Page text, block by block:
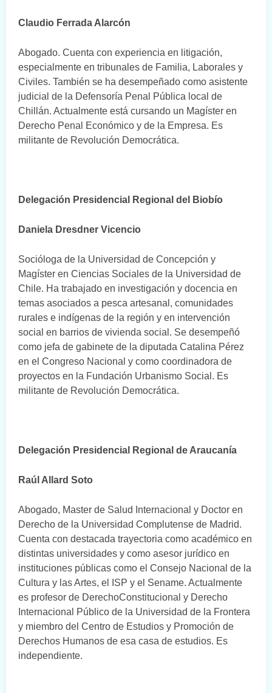
Claudio Ferrada Alarcón
Abogado. Cuenta con experiencia en litigación,
especialmente en tribunales de Familia, Laborales y
Civiles. También se ha desempeñado como asistente
judicial de la Defensoría Penal Pública local de
Chillán. Actualmente está cursando un Magíster en
Derecho Penal Económico y de la Empresa. Es
militante de Revolución Democrática.
Delegación Presidencial Regional del Biobío
Daniela Dresdner Vicencio
Socióloga de la Universidad de Concepción y
Magíster en Ciencias Sociales de la Universidad de
Chile. Ha trabajado en investigación y docencia en
temas asociados a pesca artesanal, comunidades
rurales e indígenas de la región y en intervención
social en barrios de vivienda social. Se desempeñó
como jefa de gabinete de la diputada Catalina Pérez
en el Congreso Nacional y como coordinadora de
proyectos en la Fundación Urbanismo Social. Es
militante de Revolución Democrática.
Delegación Presidencial Regional de Araucanía
Raúl Allard Soto
Abogado, Master de Salud Internacional y Doctor en
Derecho de la Universidad Complutense de Madrid.
Cuenta con destacada trayectoria como académico en
distintas universidades y como asesor jurídico en
instituciones públicas como el Consejo Nacional de la
Cultura y las Artes, el ISP y el Sename. Actualmente
es profesor de DerechoConstitucional y Derecho
Internacional Público de la Universidad de la Frontera
y miembro del Centro de Estudios y Promoción de
Derechos Humanos de esa casa de estudios. Es
independiente.